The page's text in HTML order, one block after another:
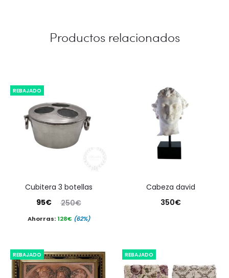
Productos relacionados
REBAJADO
cubitera 3 botellas
250€
El
precio
era:
250€.
95€
precio
es:
95€.
Ahorras: 128€ (62%)
cabeza david
350€
REBAJADO REBAJADO